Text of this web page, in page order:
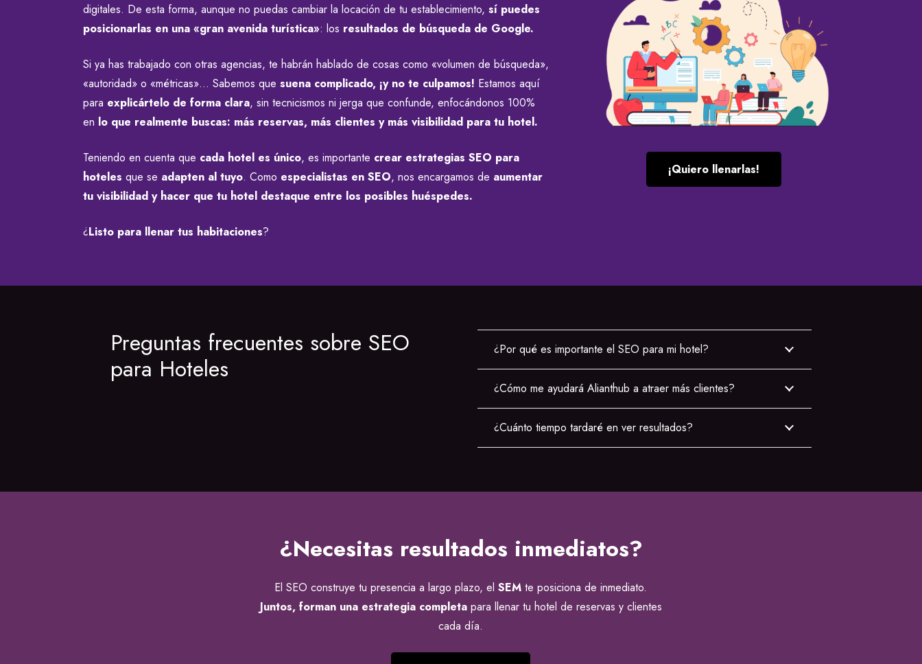
digitales. De esta forma, aunque no puedas cambiar la locación de tu establecimiento, sí puedes
posicionarlas en una «gran avenida turística»: los resultados de búsqueda de Google.
Si ya has trabajado con otras agencias, te habrán hablado de cosas como «volumen de búsqueda»,
«autoridad» o «métricas»… Sabemos que suena complicado, ¡y no te culpamos! Estamos aquí
para explicártelo de forma clara, sin tecnicismos ni jerga que confunde, enfocándonos 100%
en lo que realmente buscas: más reservas, más clientes y más visibilidad para tu hotel.
Teniendo en cuenta que cada hotel es único, es importante crear estrategias SEO para
hotelesque se adapten al tuyo. Como especialistas en SEO, nos encargamos de aumentar
tu visibilidad y hacer que tu hotel destaque entre los posibles huéspedes.
¿Listo para llenar tus habitaciones?
¡Quiero llenarlas!
Preguntas frecuentes sobre SEO
para Hoteles
¿Por qué es importante el SEO para mi hotel?
¿Cómo me ayudará Alianthub a atraer más clientes?
¿Cuánto tiempo tardaré en ver resultados?
¿Necesitas resultados inmediatos?
El SEO construye tu presencia a largo plazo, elSEM te posiciona de inmediato.
Juntos, forman una estrategia completapara llenar tu hotel de reservas y clientes
cada día.